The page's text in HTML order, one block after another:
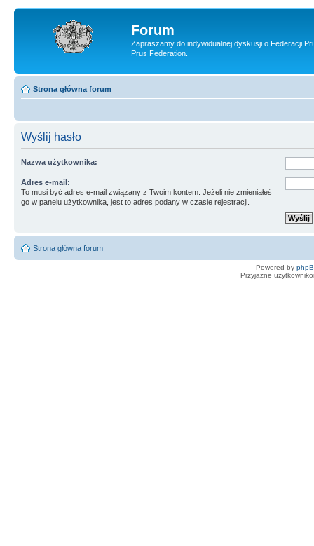
Forum
Zapraszamy do indywidualnej dyskusji o Federacji
Prus Federation.
Strona główna forum
Wyślij hasło
Nazwa użytkownika:
Adres e-mail:
To musi być adres e-mail związany z Twoim kontem. Jeżeli nie zmieniałeś
go w panelu użytkownika, jest to adres podany w czasie rejestracji.
Strona główna forum
Powered by
Przyjazne